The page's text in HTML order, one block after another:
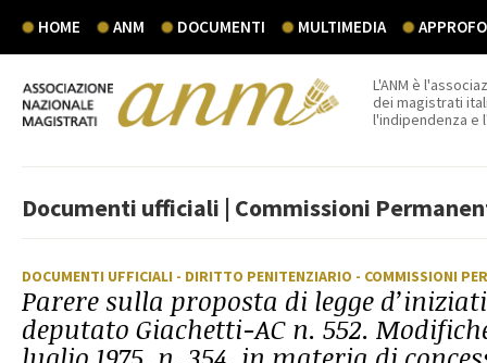
HOME ANM DOCUMENTI MULTIMEDIA
L'ANM è
dei magistrati
l'indipendenza e
Documenti ufficiali | Commissioni
DOCUMENTI UFFICIALI - DIRITTO PENITENZIARIO - COMMISSIONI
Parere sulla proposta di legge
deputato Giachetti-AC n. 552.